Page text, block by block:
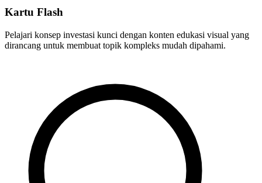
Kartu Flash
Pelajari konsep investasi kunci dengan konten edukasi visual yang
dirancang untuk membuat topik kompleks mudah dipahami.